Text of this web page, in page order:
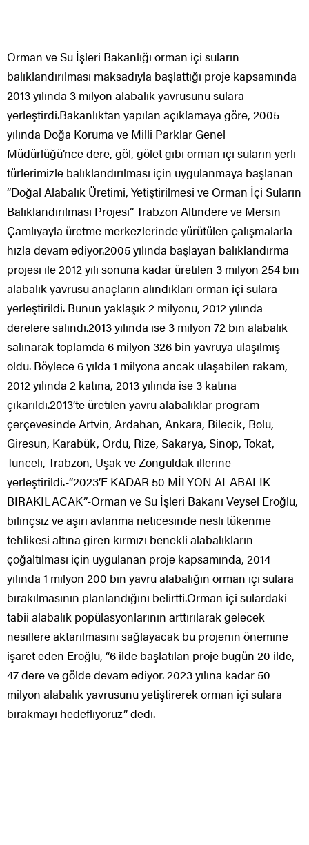
Orman ve Su İşleri Bakanlığı orman içi suların
balıklandırılması maksadıyla başlattığı proje kapsamında
2013 yılında 3 milyon alabalık yavrusunu sulara
yerleştirdi.Bakanlıktan yapılan açıklamaya göre, 2005
yılında Doğa Koruma ve Milli Parklar Genel
Müdürlüğü’nce dere, göl, gölet gibi orman içi suların yerli
türlerimizle balıklandırılması için uygulanmaya başlanan
“Doğal Alabalık Üretimi, Yetiştirilmesi ve Orman İçi Suların
Balıklandırılması Projesi” Trabzon Altındere ve Mersin
Çamlıyayla üretme merkezlerinde yürütülen çalışmalarla
hızla devam ediyor.2005 yılında başlayan balıklandırma
projesi ile 2012 yılı sonuna kadar üretilen 3 milyon 254 bin
alabalık yavrusu anaçların alındıkları orman içi sulara
yerleştirildi. Bunun yaklaşık 2 milyonu, 2012 yılında
derelere salındı.2013 yılında ise 3 milyon 72 bin alabalık
salınarak toplamda 6 milyon 326 bin yavruya ulaşılmış
oldu. Böylece 6 yılda 1 milyona ancak ulaşabilen rakam,
2012 yılında 2 katına, 2013 yılında ise 3 katına
çıkarıldı.2013’te üretilen yavru alabalıklar program
çerçevesinde Artvin, Ardahan, Ankara, Bilecik, Bolu,
Giresun, Karabük, Ordu, Rize, Sakarya, Sinop, Tokat,
Tunceli, Trabzon, Uşak ve Zonguldak illerine
yerleştirildi.-“2023’E KADAR 50 MİLYON ALABALIK
BIRAKILACAK”-Orman ve Su İşleri Bakanı Veysel Eroğlu,
bilinçsiz ve aşırı avlanma neticesinde nesli tükenme
tehlikesi altına giren kırmızı benekli alabalıkların
çoğaltılması için uygulanan proje kapsamında, 2014
yılında 1 milyon 200 bin yavru alabalığın orman içi sulara
bırakılmasının planlandığını belirtti.Orman içi sulardaki
tabii alabalık popülasyonlarının arttırılarak gelecek
nesillere aktarılmasını sağlayacak bu projenin önemine
işaret eden Eroğlu, “6 ilde başlatılan proje bugün 20 ilde,
47 dere ve gölde devam ediyor. 2023 yılına kadar 50
milyon alabalık yavrusunu yetiştirerek orman içi sulara
bırakmayı hedefliyoruz” dedi.